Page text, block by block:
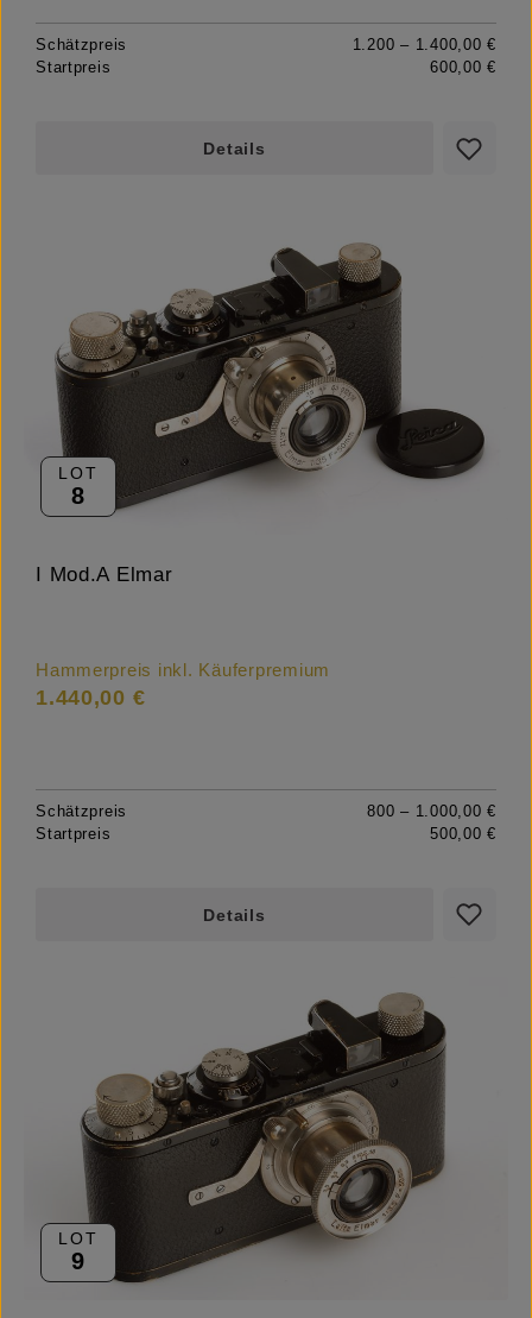
Schätzpreis
1.200 – 1.400,00 €
Startpreis
600,00 €
Details
LOT
8
I Mod.A Elmar
Hammerpreis inkl. Käuferpremium
1.440,00 €
Schätzpreis
800 – 1.000,00 €
Startpreis
500,00 €
Details
LOT
9